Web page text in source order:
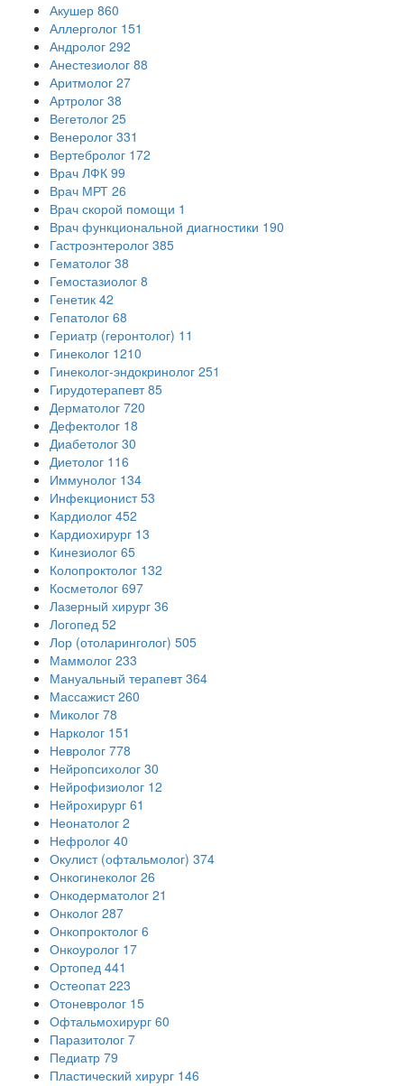
Акушер 860
Аллерголог 151
Андролог 292
Анестезиолог 88
Аритмолог 27
Артролог 38
Вегетолог 25
Венеролог 331
Вертебролог 172
Врач ЛФК 99
Врач МРТ 26
Врач скорой помощи 1
Врач функциональной диагностики 190
Гастроэнтеролог 385
Гематолог 38
Гемостазиолог 8
Генетик 42
Гепатолог 68
Гериатр (геронтолог) 11
Гинеколог 1210
Гинеколог-эндокринолог 251
Гирудотерапевт 85
Дерматолог 720
Дефектолог 18
Диабетолог 30
Диетолог 116
Иммунолог 134
Инфекционист 53
Кардиолог 452
Кардиохирург 13
Кинезиолог 65
Колопроктолог 132
Косметолог 697
Лазерный хирург 36
Логопед 52
Лор (отоларинголог) 505
Маммолог 233
Мануальный терапевт 364
Массажист 260
Миколог 78
Нарколог 151
Невролог 778
Нейропсихолог 30
Нейрофизиолог 12
Нейрохирург 61
Неонатолог 2
Нефролог 40
Окулист (офтальмолог) 374
Онкогинеколог 26
Онкодерматолог 21
Онколог 287
Онкопроктолог 6
Онкоуролог 17
Ортопед 441
Остеопат 223
Отоневролог 15
Офтальмохирург 60
Паразитолог 7
Педиатр 79
Пластический хирург 146